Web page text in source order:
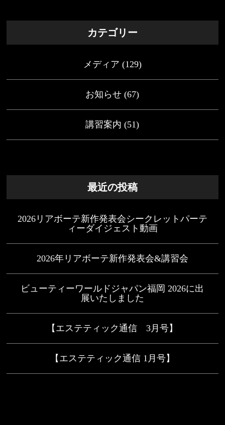
カテゴリー
メディア (129)
お知らせ (67)
講習案内 (51)
最近の投稿
2026リアボーテ新作発表会シークレットパーテ
ィーダイジェスト動画
2026年リアボーテ新作発表会&講習会
ビューティーワールドジャパン福岡 2026に出
展いたしました
【エステティック通信 3月号】
【エステティック通信 1月号】